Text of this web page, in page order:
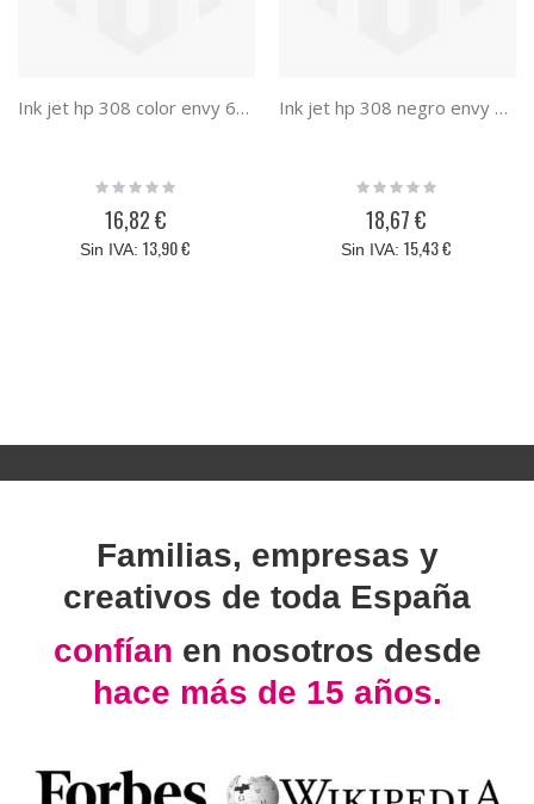
Ink jet hp 308 color envy 6110/6120/6130/6520/6530 120 paginas
Rating:
16,82 €
13,90 €
Ink jet hp 308 negro envy 6110/6120/6130/6520/6530 160 paginas
Rating:
18,67 €
15,43 €
Familias, empresas y
creativos de toda España
confían en nosotros desde
hace más de 15 años.